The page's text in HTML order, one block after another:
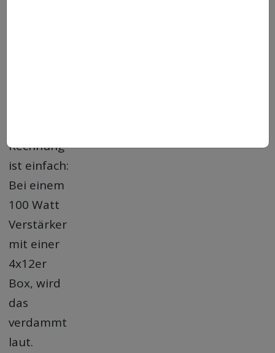
Rechnung
ist einfach:
Bei einem
100 Watt
Verstärker
mit einer
4x12er
Box, wird
das
verdammt
laut.